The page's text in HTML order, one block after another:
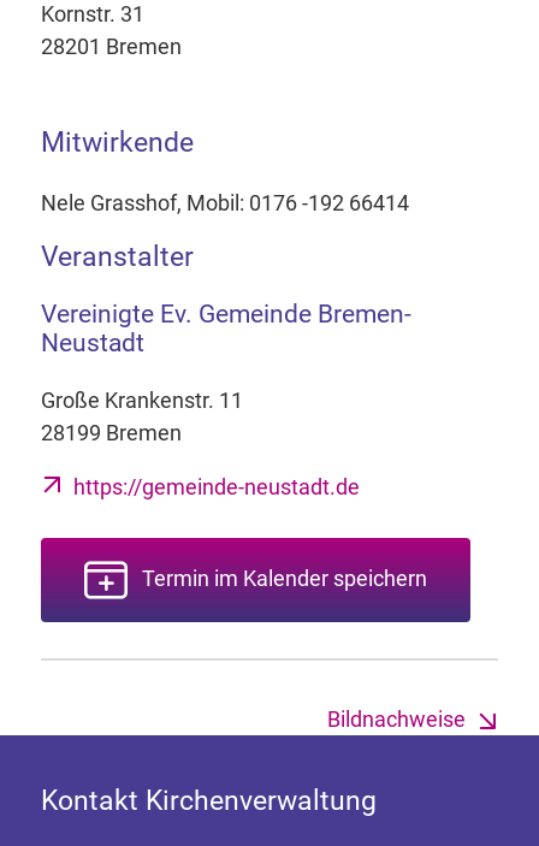
Kornstr. 31
28201 Bremen
Mitwirkende
Nele Grasshof, Mobil: 0176 -192 66414
Veranstalter
Vereinigte Ev. Gemeinde Bremen-
Neustadt
Große Krankenstr. 11
28199 Bremen
https://gemeinde-neustadt.de
Termin im Kalender speichern
Bildnachweise
Kontakt Kirchenverwaltung